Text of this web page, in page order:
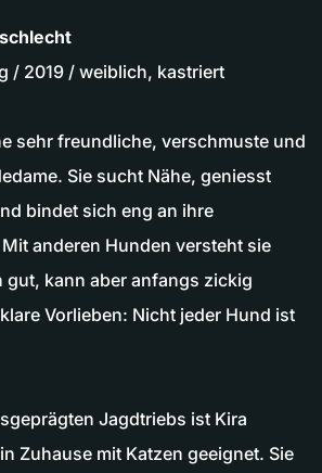
/ 2019 / weiblich, kastriert
sehr freundliche, verschmuste und
Sie sucht Nähe, geniesst
bindet sich eng an ihre
anderen Hunden versteht sie
kann aber anfangs zickig
Vorlieben: Nicht jeder Hund ist
Jagdtriebs ist Kira
Zuhause mit Katzen geeignet. Sie